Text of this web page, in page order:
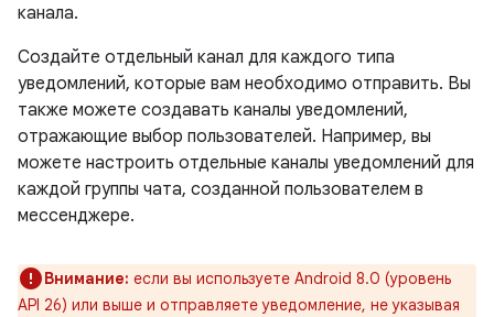
канала.
Создайте отдельный канал для каждого типа
уведомлений, которые вам необходимо отправить. Вы
также можете создавать каналы уведомлений,
отражающие выбор пользователей. Например, вы
можете настроить отдельные каналы уведомлений для
каждой группы чата, созданной пользователем в
мессенджере.
Внимание: если вы используете Android 8.0 (уровень
API 26) или выше и отправляете уведомление, не указывая